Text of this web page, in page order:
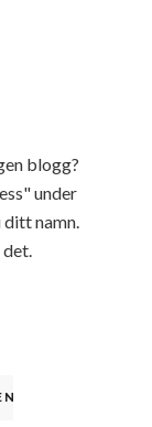
blogg?
under
namn.
det.